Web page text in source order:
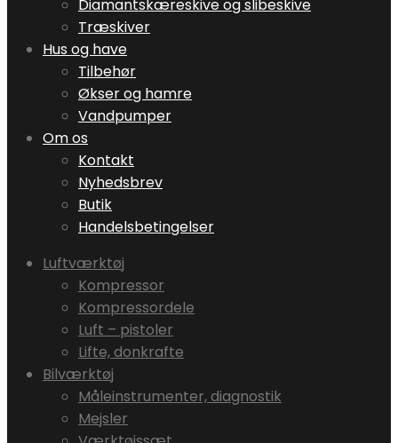
Diamantskæreskive og slibeskive
Træskiver
Hus og have
Tilbehør
Økser og hamre
Vandpumper
Om os
Kontakt
Nyhedsbrev
Butik
Handelsbetingelser
Luftværktøj
Kompressor
Kompressordele
Luft – pistoler
Lifte, donkrafte
Bilværktøj
Måleinstrumenter, diagnostik
Mejsler